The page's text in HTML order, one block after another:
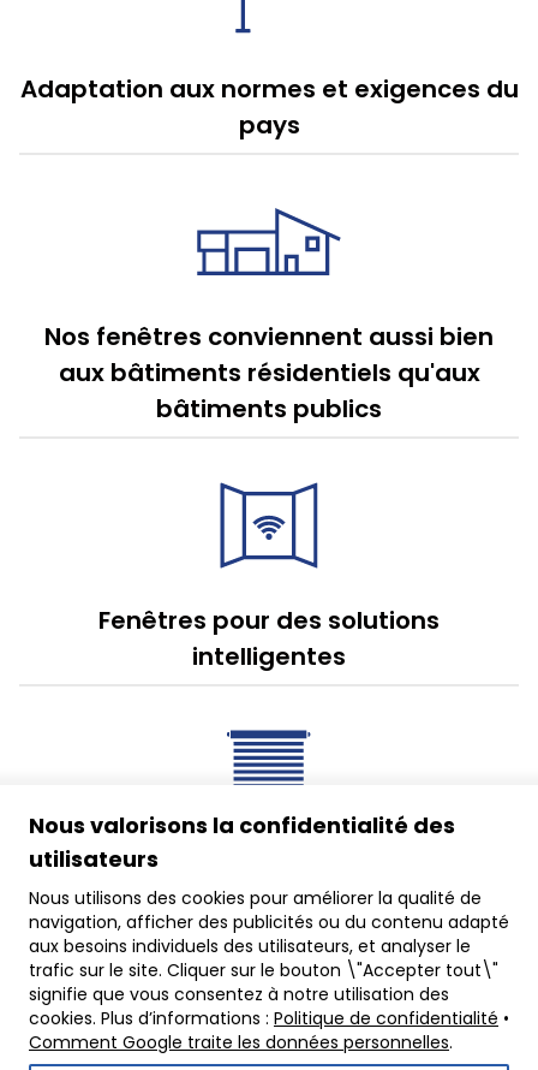
Adaptation aux normes et exigences du
pays
Nos fenêtres conviennent aussi bien
aux bâtiments résidentiels qu'aux
bâtiments publics
Fenêtres pour des solutions
intelligentes
Sélection de volets roulants, stores et
moustiquaires
Nous valorisons la confidentialité des
utilisateurs
Nous utilisons des cookies pour améliorer la qualité de
navigation, afficher des publicités ou du contenu adapté
aux besoins individuels des utilisateurs, et analyser le
trafic sur le site. Cliquer sur le bouton \"Accepter tout\"
signifie que vous consentez à notre utilisation des
cookies. Plus d’informations : Politique de confidentialité •
Comment Google traite les données personnelles.